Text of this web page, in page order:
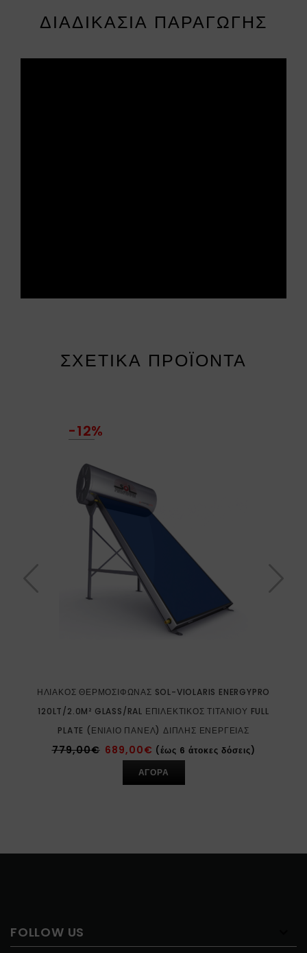
ΔΙΑΔΙΚΑΣΊΑ ΠΑΡΑΓΩΓΉΣ
ΣΧΕΤΙΚΆ ΠΡΟΪΌΝΤΑ
-12%
ΗΛΙΑΚΌΣ ΘΕΡΜΟΣΊΦΩΝΑΣ SOL-VIOLARIS ENERGYPRO
120LT/2.0M² GLASS/RAL ΕΠΙΛΕΚΤΙΚΌΣ ΤΙΤΑΝΊΟΥ FULL
PLATE (ΕΝΙΑΊΟ ΠΆΝΕΛ) ΔΙΠΛΉΣ ΕΝΈΡΓΕΙΑΣ
779,00€ 689,00€ (έως 6 άτοκες δόσεις)
ΑΓΟΡΑ
FOLLOW US